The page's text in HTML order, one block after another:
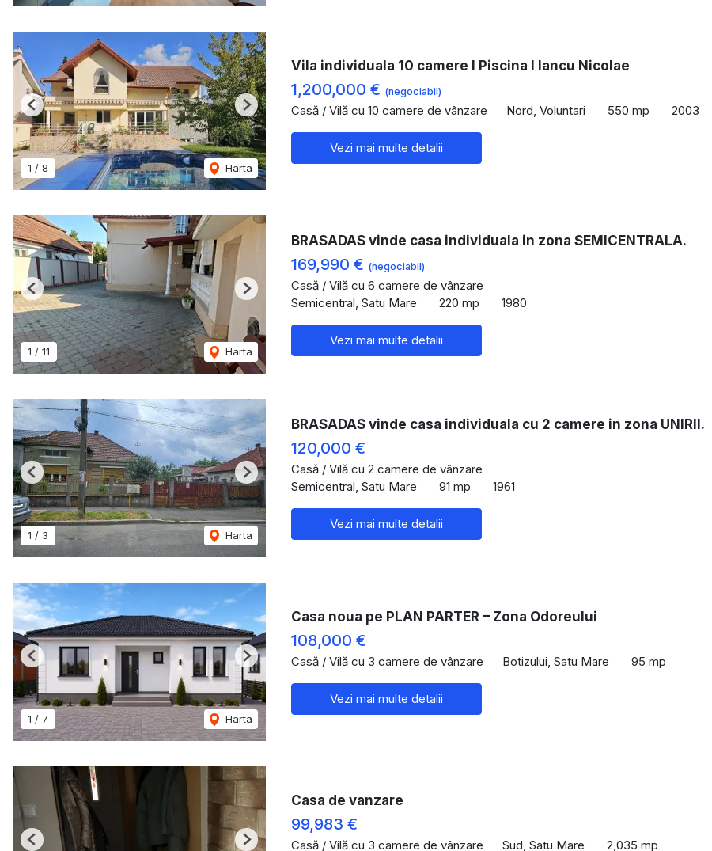
1 / 8 Harta
Previous Next
Vila individuala 10 camere I Piscina I Iancu Nicolae
1,200,000 € (negociabil)
Casă / Vilă cu 10 camere de vânzare Nord, Voluntari 550 mp 2003
Vezi mai multe detalii
1 / 11 Harta
Previous Next
BRASADAS vinde casa individuala in zona SEMICENTRALA.
169,990 € (negociabil)
Casă / Vilă cu 6 camere de vânzare
Semicentral, Satu Mare
220 mp 1980
Vezi mai multe detalii
1 / 3 Harta
Previous Next
BRASADAS vinde casa individuala cu 2 camere in zona UNIRII.
120,000 €
Casă / Vilă cu 2 camere de vânzare
Semicentral, Satu Mare
91 mp 1961
Vezi mai multe detalii
1 / 7 Harta
Previous Next
Casa noua pe PLAN PARTER – Zona Odoreului
108,000 €
Casă / Vilă cu 3 camere de vânzare Botizului, Satu Mare 95 mp
Vezi mai multe detalii
Previous Next
Casa de vanzare
99,983 €
Casă / Vilă cu 3 camere de vânzare Sud, Satu Mare 2,035 mp